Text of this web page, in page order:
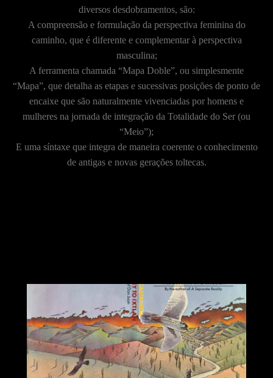
diversos desdobramentos, são:
A compreensão e formulação da perspectiva feminina do
caminho, que é diferente e complementar à perspectiva
masculina;
A ferramenta chamada “Mapa Doble”, ou simplesmente
“Mapa”, que detalha as etapas e sucessivas posições de ponto de
encaixe que são naturalmente vivenciadas por homens e
mulheres na jornada de integração da Totalidade do Ser (ou
“Meio”);
E uma síntaxe que integra de maneira coerente o conhecimento
de antigas e novas gerações toltecas.